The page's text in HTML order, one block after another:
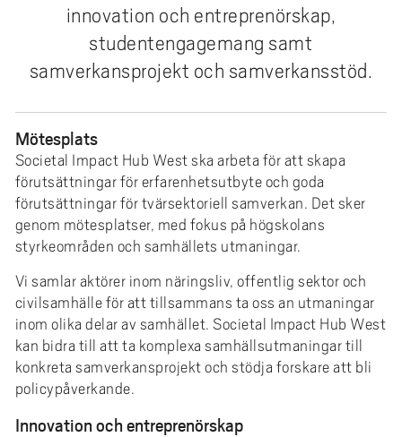
innovation och entreprenörskap,
studentengagemang samt
samverkansprojekt och samverkansstöd.
Mötesplats
Societal Impact Hub West ska arbeta för att skapa
förutsättningar för erfarenhetsutbyte och goda
förutsättningar för tvärsektoriell samverkan. Det sker
genom mötesplatser, med fokus på högskolans
styrkeområden och samhällets utmaningar.
Vi samlar aktörer inom näringsliv, offentlig sektor och
civilsamhälle för att tillsammans ta oss an utmaningar
inom olika delar av samhället. Societal Impact Hub West
kan bidra till att ta komplexa samhällsutmaningar till
konkreta samverkansprojekt och stödja forskare att bli
policypåverkande.
Innovation och entreprenörskap